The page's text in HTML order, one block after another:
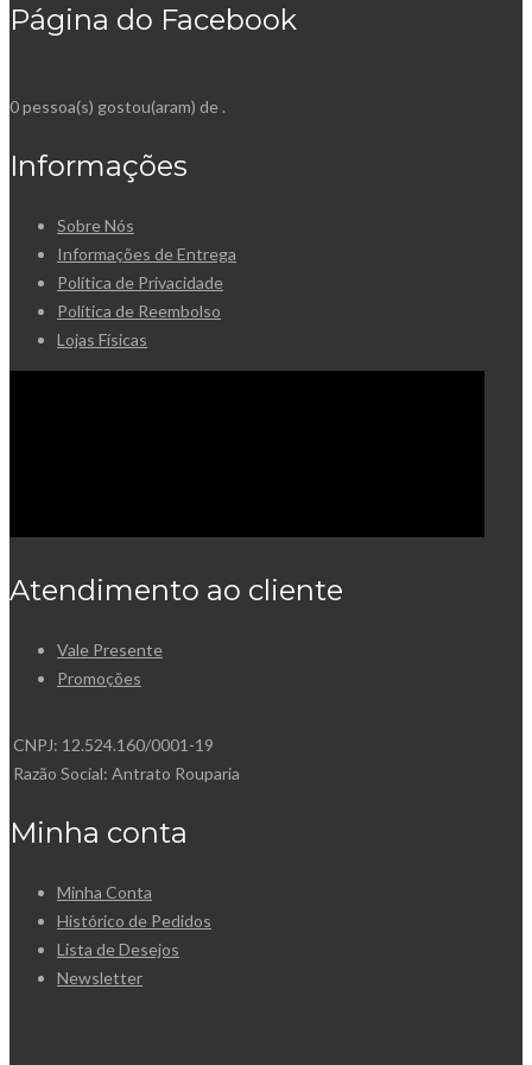
Página do Facebook
0 pessoa(s) gostou(aram) de.
Informações
Sobre Nós
Informações de Entrega
Política de Privacidade
Política de Reembolso
Lojas Físicas
Atendimento ao cliente
Vale Presente
Promoções
CNPJ: 12.524.160/0001-19
Razão Social: Antrato Rouparia
Minha conta
Minha Conta
Histórico de Pedidos
Lista de Desejos
Newsletter